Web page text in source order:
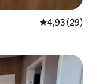
Просечна
4,93 (29)